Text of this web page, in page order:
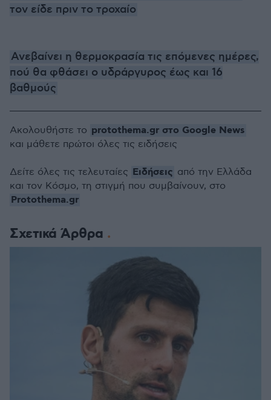
τον είδε πριν το τροχαίο
Ανεβαίνει η θερμοκρασία τις επόμενες ημέρες,
πού θα φθάσει ο υδράργυρος έως και 16
βαθμούς
Σχετικά Άρθρα
Ακολουθήστε το protothema.gr στο Google News
και μάθετε πρώτοι όλες τις ειδήσεις
Δείτε όλες τις τελευταίες Ειδήσεις από την Ελλάδα
και τον Κόσμο, τη στιγμή που συμβαίνουν, στο
Protothema.gr